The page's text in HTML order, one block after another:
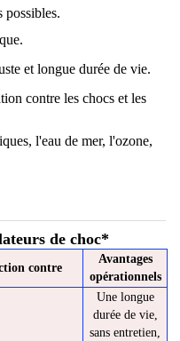
possibles.
et longue durée de vie.
contre les chocs et les
l'eau de mer, l'ozone,
de choc*
contre
Avantages
opérationnels
Une longue
durée de vie,
sans entretien,